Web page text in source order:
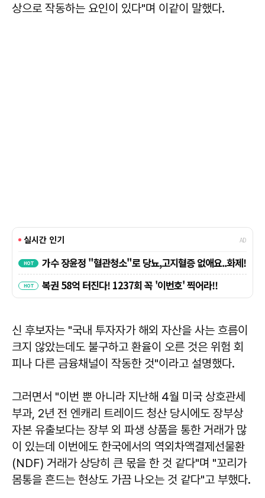
상으로 작동하는 요인이 있다"며 이같이 말했다.
신 후보자는 "국내 투자자가 해외 자산을 사는 흐름이
크지 않았는데도 불구하고 환율이 오른 것은 위험 회
피나 다른 금융채널이 작동한 것"이라고 설명했다.
그러면서 "이번 뿐 아니라 지난해 4월 미국 상호관세
부과, 2년 전 엔캐리 트레이드 청산 당시에도 장부상
자본 유출보다는 장부 외 파생 상품을 통한 거래가 많
이 있는데 이번에도 한국에서의 역외차액결제선물환
(NDF) 거래가 상당히 큰 몫을 한 것 같다"며 "꼬리가
몸통을 흔드는 현상도 가끔 나오는 것 같다"고 부했다.